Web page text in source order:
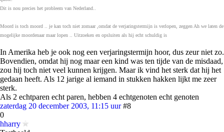
Dit is nou precies het probleem van Nederland..
Moord is toch moord .. je kan toch niet zomaar ,omdat de verjaringstermijn is verlopen, zeggen Ah we laten de
mogelijke moordenaar maar lopen .. Uitzoeken en opsluiten als hij echt schuldig is
In Amerika heb je ook nog een verjaringstermijn hoor, dus zeur niet zo.
Bovendien, omdat hij nog maar een kind was ten tijde van de misdaad,
zou hij toch niet veel kunnen krijgen. Maar ik vind het sterk dat hij het
gedaan heeft. Als 12 jarige al iemand in stukken hakken lijkt me zeer
sterk.
Als 2 echtparen echt paren, hebben 4 echtgenoten echt genoten
zaterdag 20 december 2003, 11:15 uur #8
0
hharry